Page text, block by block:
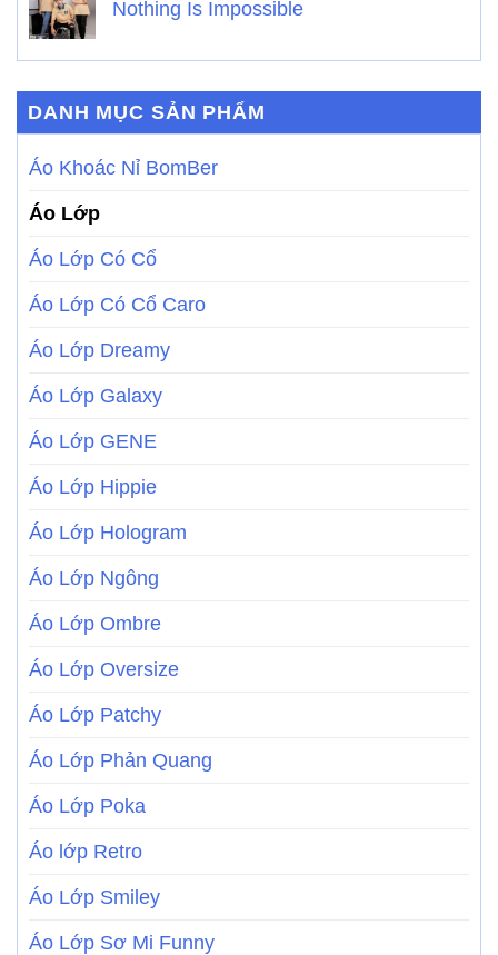
Nothing Is Impossible
DANH MỤC SẢN PHẨM
Áo Khoác Nỉ BomBer
Áo Lớp
Áo Lớp Có Cổ
Áo Lớp Có Cổ Caro
Áo Lớp Dreamy
Áo Lớp Galaxy
Áo Lớp GENE
Áo Lớp Hippie
Áo Lớp Hologram
Áo Lớp Ngông
Áo Lớp Ombre
Áo Lớp Oversize
Áo Lớp Patchy
Áo Lớp Phản Quang
Áo Lớp Poka
Áo lớp Retro
Áo Lớp Smiley
Áo Lớp Sơ Mi Funny